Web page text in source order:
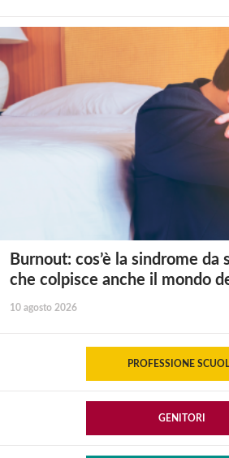
Burnout: cos’è la sindrome da
che colpisce anche il mondo
10 agosto 2026
PROFESSIONE
GENITORI